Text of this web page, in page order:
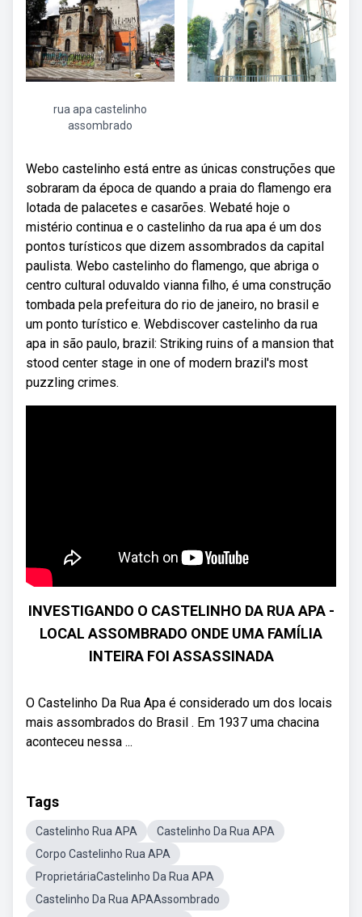
rua apa castelinho
assombrado
Webo castelinho está entre as únicas construções que
sobraram da época de quando a praia do flamengo era
lotada de palacetes e casarões. Webaté hoje o
mistério continua e o castelinho da rua apa é um dos
pontos turísticos que dizem assombrados da capital
paulista. Webo castelinho do flamengo, que abriga o
centro cultural oduvaldo vianna filho, é uma construção
tombada pela prefeitura do rio de janeiro, no brasil e
um ponto turístico e. Webdiscover castelinho da rua
apa in são paulo, brazil: Striking ruins of a mansion that
stood center stage in one of modern brazil's most
puzzling crimes.
INVESTIGANDO O CASTELINHO DA RUA APA -
LOCAL ASSOMBRADO ONDE UMA FAMÍLIA
INTEIRA FOI ASSASSINADA
O Castelinho Da Rua Apa é considerado um dos locais
mais assombrados do Brasil . Em 1937 uma chacina
aconteceu nessa ...
Tags
Castelinho Rua APA
Castelinho Da Rua APA
Corpo Castelinho Rua APA
ProprietáriaCastelinho Da Rua APA
Castelinho Da Rua APAAssombrado